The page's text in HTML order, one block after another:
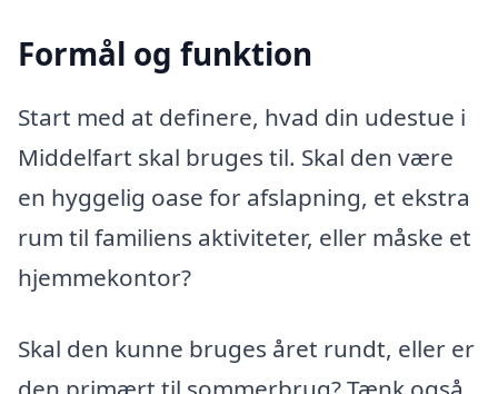
Formål og funktion
Start med at definere, hvad din udestue i
Middelfart skal bruges til. Skal den være
en hyggelig oase for afslapning, et ekstra
rum til familiens aktiviteter, eller måske et
hjemmekontor?
Skal den kunne bruges året rundt, eller er